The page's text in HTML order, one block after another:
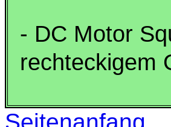
- DC Motor
rechteckigem